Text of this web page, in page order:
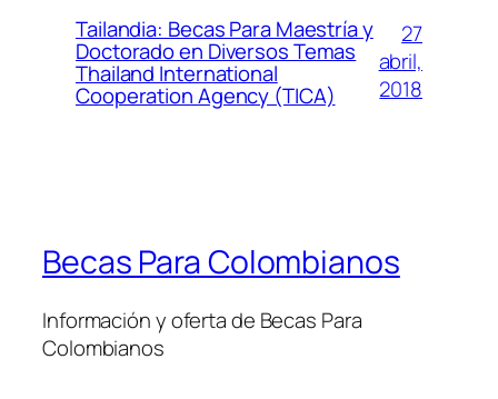
Tailandia: Becas Para Maestría y
Doctorado en Diversos Temas
Thailand International
Cooperation Agency (TICA)
27
abril,
2018
Becas Para Colombianos
Información y oferta de Becas Para
Colombianos